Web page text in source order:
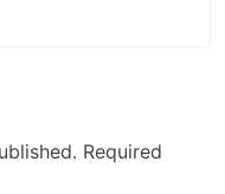
Required